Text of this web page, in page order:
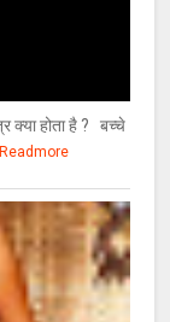
क्या होता है ? बच्चे
Readmore